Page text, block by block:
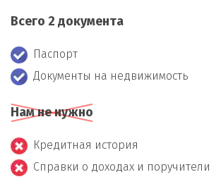
Всего 2 документа
Паспорт
Документы на недвижимость
Нам не нужно
Кредитная история
Справки о доходах и поручители